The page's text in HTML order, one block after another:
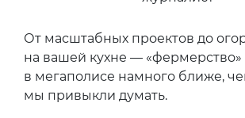
От масштабных проектов до
на вашей кухне — «фермерство»
в мегаполисе намного ближе,
мы привыкли думать.